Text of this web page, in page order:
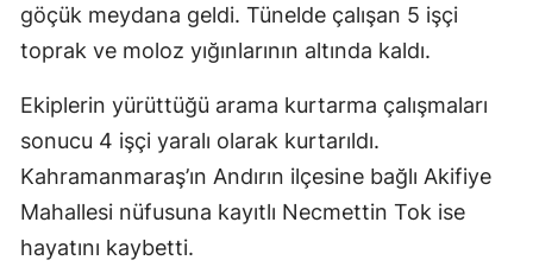
göçük meydana geldi. Tünelde çalışan 5 işçi
toprak ve moloz yığınlarının altında kaldı.
Ekiplerin yürüttüğü arama kurtarma çalışmaları
sonucu 4 işçi yaralı olarak kurtarıldı.
Kahramanmaraş’ın Andırın ilçesine bağlı Akifiye
Mahallesi nüfusuna kayıtlı Necmettin Tok ise
hayatını kaybetti.